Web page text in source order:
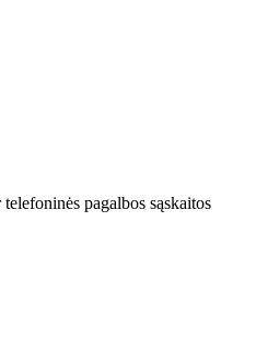
pagalbos sąskaitos